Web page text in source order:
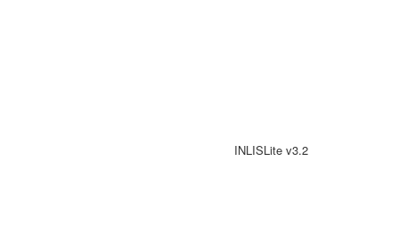
INLISLite v3.2